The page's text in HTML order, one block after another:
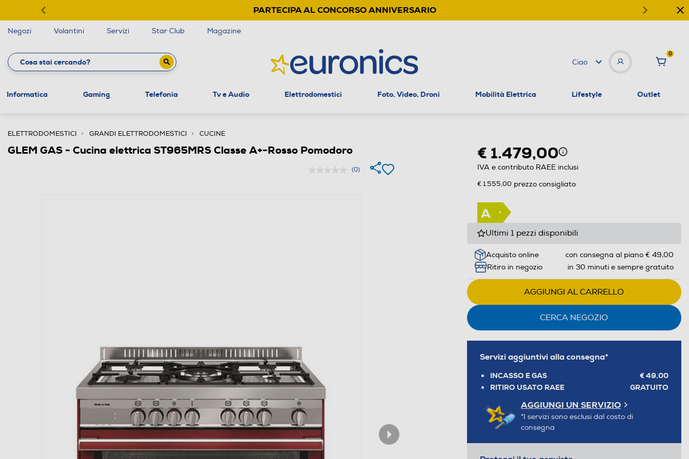
PARTECIPA AL CONCORSO ANNIVERSARIO
Negozi Volantini Servizi Star Club Magazine
Ciao
0
Informatica Gaming Telefonia Tv e Audio Elettrodomestici Foto, Video, Droni Mobilità Elettrica Lifestyle Outlet
ELETTRODOMESTICI GRANDI ELETTRODOMESTICI CUCINE
GLEM GAS - Cucina elettrica ST965MRS Classe A+-Rosso Pomodoro
(0)
€ 1.479,00
IVA e contributo RAEE inclusi
€ 1.555,00 prezzo consigliato
Ultimi 1 pezzi disponibili
Acquisto online
con consegna al piano € 49,00
Ritiro in negozio
in 30 minuti e sempre gratuito
AGGIUNGI AL CARRELLO
CERCA NEGOZIO
Servizi aggiuntivi alla consegna*
INCASSO E GAS
€ 49,00
RITIRO USATO RAEE
GRATUITO
AGGIUNGI UN SERVIZIO
*I servizi sono esclusi dal costo di
consegna